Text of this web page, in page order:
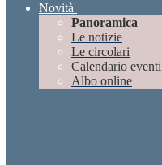
Novità
Panoramica
Le notizie
Le circolari
Calendario eventi
Albo online